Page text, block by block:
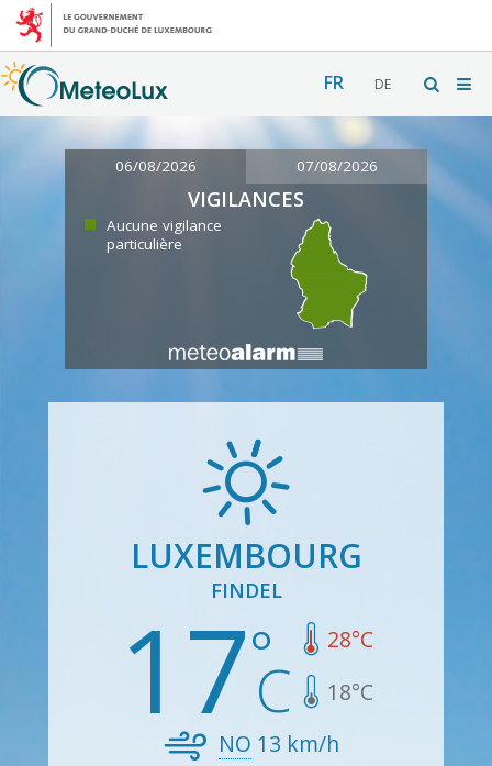
FR DE
06/08/2026 07/08/2026
VIGILANCES
Aucune vigilance
particulière
LUXEMBOURG
FINDEL
17 28°C
18°C
NO 13 km/h